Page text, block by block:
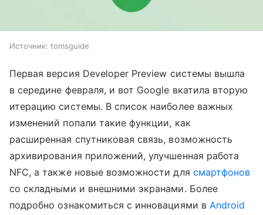
Источник: tomsguide
Первая версия Developer Preview системы вышла
в середине февраля, и вот Google вкатила вторую
итерацию системы. В список наиболее важных
изменений попали такие функции, как
расширенная спутниковая связь, возможность
архивирования приложений, улучшенная работа
NFC, а также новые возможности для смартфонов
со складными и внешними экранами. Более
подробно ознакомиться с инновациями в Android